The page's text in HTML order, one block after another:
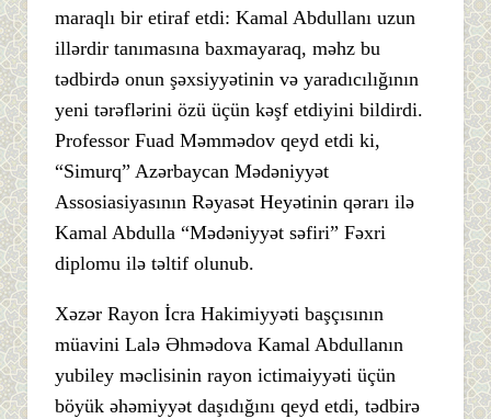
maraqlı bir etiraf etdi: Kamal Abdullanı uzun
illərdir tanımasına baxmayaraq, məhz bu
tədbirdə onun şəxsiyyətinin və yaradıcılığının
yeni tərəflərini özü üçün kəşf etdiyini bildirdi.
Professor Fuad Məmmədov qeyd etdi ki,
“Simurq” Azərbaycan Mədəniyyət
Assosiasiyasının Rəyasət Heyətinin qərarı ilə
Kamal Abdulla “Mədəniyyət səfiri” Fəxri
diplomu ilə təltif olunub.
Xəzər Rayon İcra Hakimiyyəti başçısının
müavini Lalə Əhmədova Kamal Abdullanın
yubiley məclisinin rayon ictimaiyyəti üçün
böyük əhəmiyyət daşıdığını qeyd etdi, tədbirə